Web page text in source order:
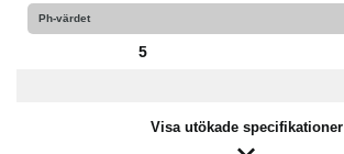
Ph-värdet
5
Visa utökade specifikationer